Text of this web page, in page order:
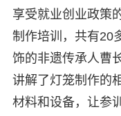
享受就业创业政策
制作培训，共有20
饰的非遗传承人曹
讲解了灯笼制作的
材料和设备，让参